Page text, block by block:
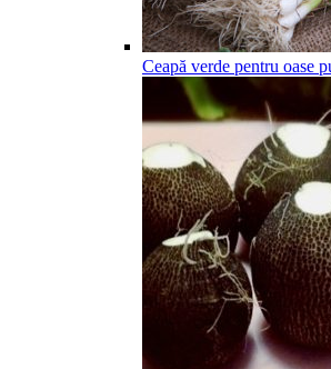
Ceapă verde pentru oase